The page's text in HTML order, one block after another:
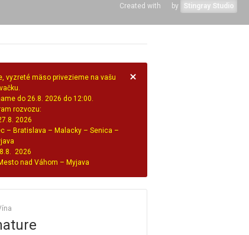
Created with by Stingray Studio
vyzreté mäso privezieme na vašu
do 26.8. 2026 do 12:00.
rozvozu:
2026
– Bratislava – Malacky – Senica –
2026
nad Váhom – Myjava